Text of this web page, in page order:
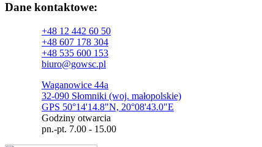
Dane kontaktowe:
+48 12 442 60 50
+48 607 178 304
+48 535 600 153
biuro@gowsc.pl
Waganowice 44a
32-090 Słomniki (woj. małopolskie)
GPS 50°14'14.8"N, 20°08'43.0"E
Godziny otwarcia
pn.-pt. 7.00 - 15.00